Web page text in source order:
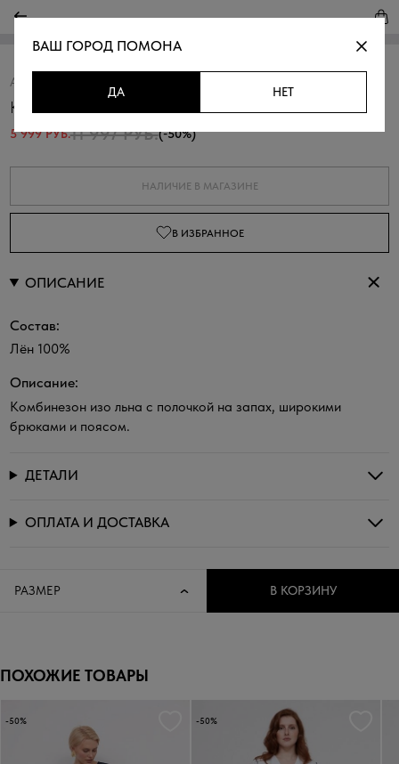
Артикул:
Комбинезон изо льна с поясом
5 999 РУБ.11 997 РУБ.(-50%)
НАЛИЧИЕ В МАГАЗИНЕ
В ИЗБРАННОЕ
ОПИСАНИЕ
Состав:
Лён 100%
Описание:
Комбинезон изо льна с полочкой на запах, широкими
брюками и поясом.
ДЕТАЛИ
ОПЛАТА И ДОСТАВКА
РАЗМЕР В КОРЗИНУ
ПОХОЖИЕ ТОВАРЫ
-50% -50%
ВАШ ГОРОД ПОМОНА
ДА НЕТ